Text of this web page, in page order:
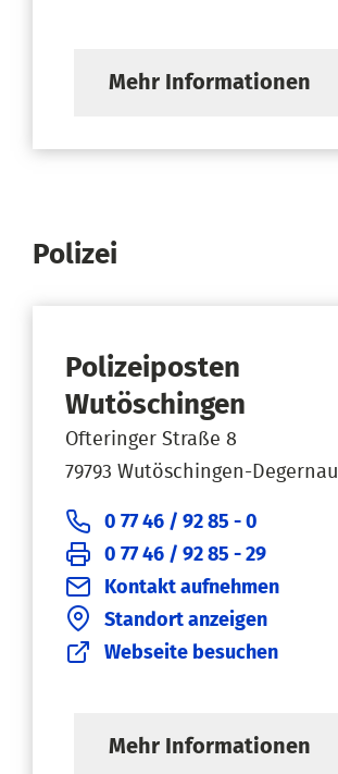
Mehr Informationen
Polizei
Polizeiposten
Wutöschingen
Ofteringer Straße 8
79793 Wutöschingen-Degernau
0 77 46 / 92 85 - 0
0 77 46 / 92 85 - 29
Kontakt aufnehmen
Standort anzeigen
Webseite besuchen
Mehr Informationen